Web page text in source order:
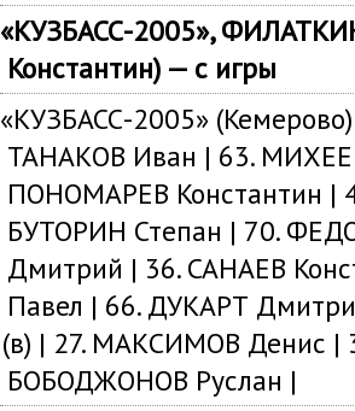
«КУЗБАСС-2005»,
Константин) — с игры
«КУЗБАСС-2005» (
ТАНАКОВ Иван | 63.
ПОНОМАРЕВ Константин |
БУТОРИН Степан | 70.
Дмитрий | 36. САНАЕВ
Павел | 66. ДУКАРТ
(в) | 27. МАКСИМОВ Денис |
БОБОДЖОНОВ Руслан |